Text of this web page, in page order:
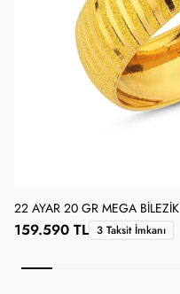
22 AYAR 20 GR MEGA BILEZIK
159.590 TL 3 Taksit İmkanı